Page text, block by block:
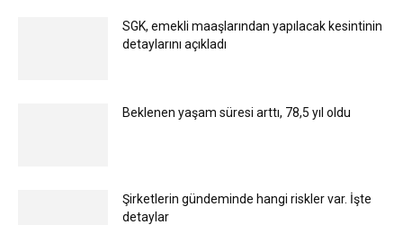
SGK, emekli maaşlarından yapılacak kesintinin
detaylarını açıkladı
Beklenen yaşam süresi arttı, 78,5 yıl oldu
Şirketlerin gündeminde hangi riskler var. İşte
detaylar